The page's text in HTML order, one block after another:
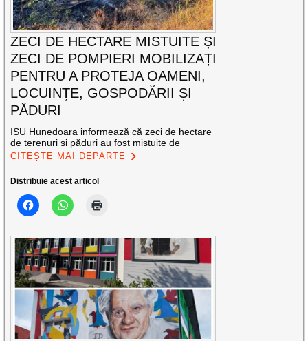
ZECI DE HECTARE MISTUITE ȘI
ZECI DE POMPIERI MOBILIZAȚI
PENTRU A PROTEJA OAMENI,
LOCUINȚE, GOSPODĂRII ȘI
PĂDURI
ISU Hunedoara informează că zeci de hectare
de terenuri și păduri au fost mistuite de
CITEȘTE MAI DEPARTE
Distribuie acest articol